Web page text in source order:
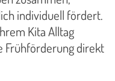
individuell fördert.
Kita Alltag
Frühförderung direkt